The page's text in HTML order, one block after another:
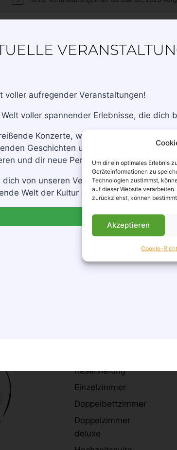
Um dir ein optimales Erlebnis
Geräteinformationen zu
Technologien zustimmst,
auf dieser Website
zurückziehst, können
Akzeptieren
Cookie-
Reservierung
Einzelzimmer
Doppelbettzimmer
Doppelzimmer
deluxe
voller aufregender Veranstaltungen!
voller spannender Erlebnisse, die dich
Konzerte, wo du die Kraft der
Geschichten und beeindruckenden
und dir neue Perspektiven eröffnen.
von unseren Veranstaltungen
Welt der Kultur und Unterhaltung. Wir
Zu